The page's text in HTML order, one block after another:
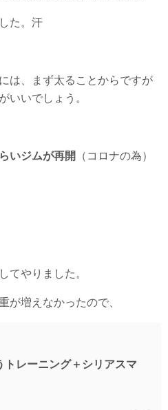
た。汗
は、まず太ることからですが
いいでしょう。
いジムが再開
（コロナの為）
てやりました。
が増えなかったので、
レーニング＋シリアスマ